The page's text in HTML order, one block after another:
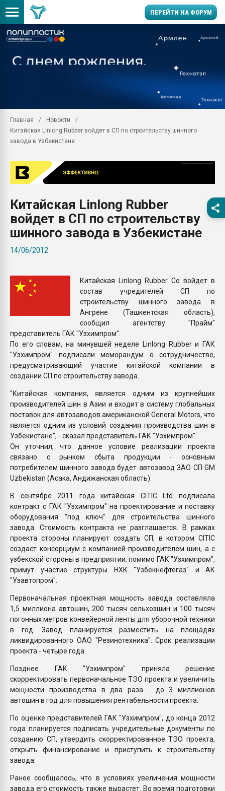
ПЕРЕЙТИ НА ФОРУМ
заводу пластмасс"
первый план в
28.07.2026
ситуацией на
Всё, что касается
Главная
Новости
Китайская Linlong Rubber войдет в СП по строительству шинного
завода в Узбекистане
Китайская Linlong Rubber
войдет в СП по строительству
шинного завода в Узбекистане
14/06/2012
Китайская Linlong Rubber Co войдет в
состав учредителей СП по
строительству шинного завода в
Ангрене (Ташкентская область),
сообщил агентству "Прайм"
представитель ГАК "Узхимпром".
По его словам, на минувшей неделе Linlong Rubber и ГАК
"Узхимпром" подписали меморандум о сотрудничестве,
предусматривающий участие китайской компании в
создании СП по строительству завода.
"Китайская компания, является одним из крупнейших
производителей шин в Азии и входит в систему глобальных
поставок для автозаводов американской General Motors, что
является одним из условий создания производства шин в
Узбекистане", - сказал представитель ГАК "Узхимпром".
Он уточнил, что данное условие реализации проекта
связано с рынком сбыта продукции - основным
потребителем шинного завода будет автозавод ЗАО СП GM
Uzbekistan (Асака, Андижанская область).
В сентябре 2011 года китайская CITIC Ltd подписала
контракт с ГАК "Узхимпром" на проектирование и поставку
оборудования "под ключ" для строительства шинного
завода. Стоимость контракта не разглашается. В рамках
проекта стороны планируют создать СП, в котором CITIC
создаст консорциум с компанией-производителем шин, а с
узбекской стороны в предприятии, помимо ГАК "Узхимпром",
примут участие структуры НХК "Узбекнефтегаз" и АК
"Узавтопром".
Первоначальная проектная мощность завода составляла
1,5 миллиона автошин, 200 тысяч сельхозшин и 100 тысяч
погонных метров конвейерной ленты для уборочной техники
в год. Завод планируется разместить на площадях
ликвидированного ОАО "Резинотехника". Срок реализации
проекта - четыре года.
Позднее ГАК "Узхимпром" приняла решение
скорректировать первоначальное ТЭО проекта и увеличить
мощности производства в два раза - до 3 миллионов
автошин в год для повышения рентабельности проекта.
По оценке представителей ГАК "Узхимпром", до конца 2012
года планируется подписать учредительные документы по
созданию СП, утвердить скорректированное ТЭО проекта,
открыть финансирование и приступить к строительству
завода.
Ранее сообщалось, что в условиях увеличения мощности
завода его стоимость также вырастет. Во время подготовки